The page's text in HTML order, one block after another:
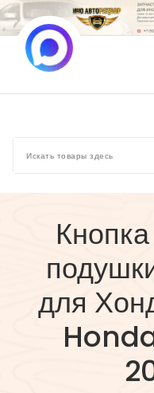
Перейти
к
содержимому
для